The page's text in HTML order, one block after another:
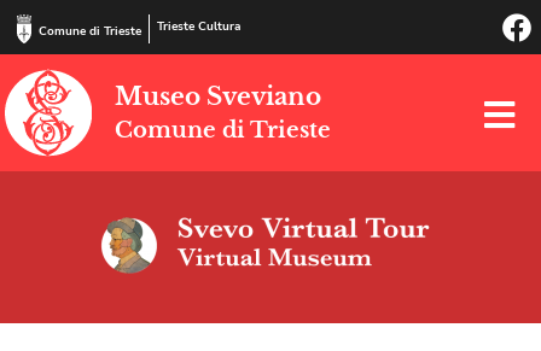
Comune di Trieste Trieste Cultura
Museo Sveviano
Comune di Trieste